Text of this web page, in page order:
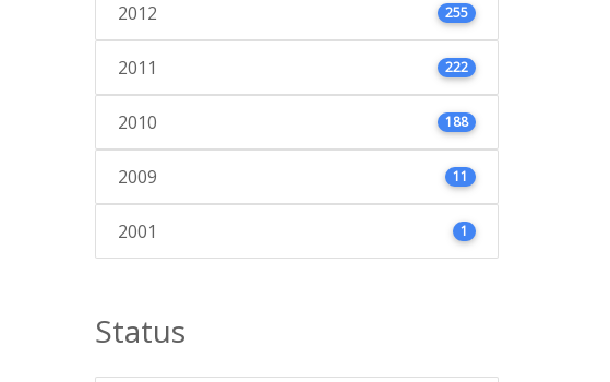
2012 255
2011 222
2010 188
2009 11
2001 1
Status